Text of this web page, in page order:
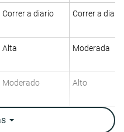
Correr a diario Correr a diario
Alta Moderada
Moderado Alto
Alta